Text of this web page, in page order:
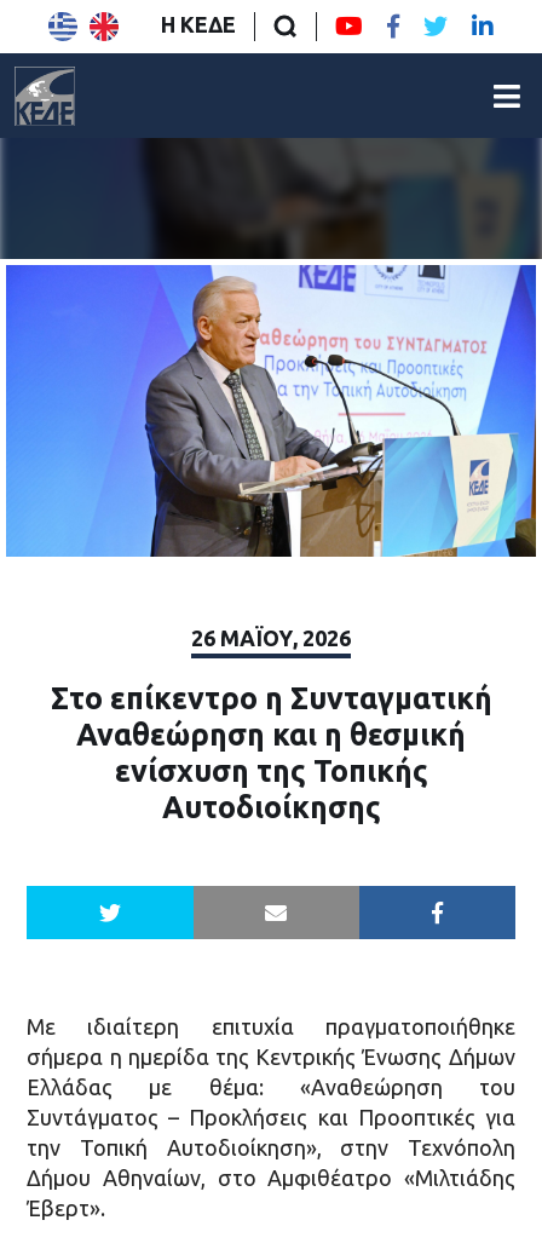
Η ΚΕΔΕ
26 ΜΑΪ́ΟΥ, 2026
Στο επίκεντρο η Συνταγματική
Αναθεώρηση και η θεσμική
ενίσχυση της Τοπικής
Αυτοδιοίκησης
Με ιδιαίτερη επιτυχία πραγματοποιήθηκε
σήμερα η ημερίδα της Κεντρικής Ένωσης Δήμων
Ελλάδας με θέμα: «Αναθεώρηση του
Συντάγματος – Προκλήσεις και Προοπτικές για
την Τοπική Αυτοδιοίκηση», στην Τεχνόπολη
Δήμου Αθηναίων, στο Αμφιθέατρο «Μιλτιάδης
Έβερτ».